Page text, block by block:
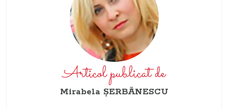
Articol publicat de
Mirabela ŞERBĂNESCU